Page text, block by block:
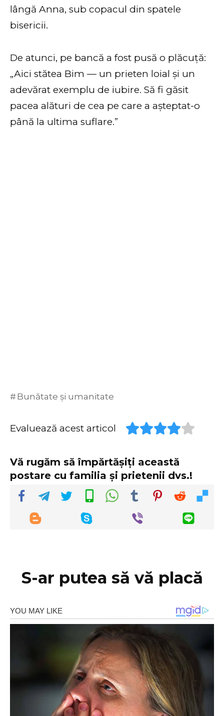
lângă Anna, sub copacul din spatele
bisericii.
De atunci, pe bancă a fost pusă o plăcuță:
„Aici stătea Bim — un prieten loial și un
adevărat exemplu de iubire. Să fi găsit
pacea alături de cea pe care a așteptat-o
până la ultima suflare.”
Bunătate și umanitate
Evaluează acest articol
Vă rugăm să împărtășiți această
postare cu familia și prietenii dvs.!
S-ar putea să vă placă